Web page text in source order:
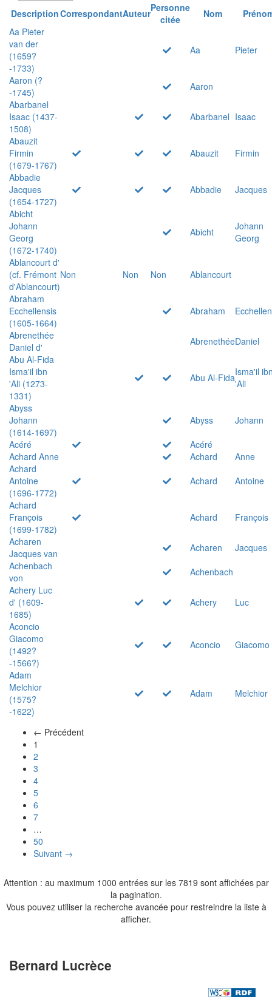
DescriptionCorrespondantAuteurPersonne
citée
Nom
Aa Pieter
van der
(1659?
-1733)
Aa Pieter
Aaron (?
-1745)
Aaron
Abarbanel
Isaac (1437-
1508)
Abarbanel Isaac
Abauzit
Firmin
(1679-1767)
Abauzit
Firmin
Abbadie
Jacques
(1654-1727)
Abbadie
Jacques
Abicht
Johann
Georg
(1672-1740)
Abicht
Johann
Georg
Ablancourt d'
(cf. Frémont
d'Ablancourt)
Non Non Non
Ablancourt
Abraham
Ecchellensis
(1605-1664)
Abraham
Abrenethée
Daniel d'
AbrenethéeDaniel
Abu Al-Fida
Isma'il ibn
'Ali (1273-
1331)
Abu Al-FidaIsma'il
'Ali
Abyss
Johann
(1614-1697)
Abyss
Johann
Acéré
Acéré
Achard Anne
Achard
Anne
Achard
Antoine
(1696-1772)
Achard
Antoine
Achard
François
(1699-1782)
Achard
François
Acharen
Jacques van
Acharen
Jacques
Achenbach
von
Achenbach
Achery Luc
d' (1609-
1685)
Achery
Luc
Aconcio
Giacomo
(1492?
-1566?)
Aconcio Giacomo
Adam
Melchior
(1575?
-1622)
Adam Melchior
← Précédent
1
2
3
4
5
6
7
…
50
Suivant →
Attention : au maximum 1000 entrées sur les 7819 sont affichées par
la pagination.
Vous pouvez utiliser la recherche avancée pour restreindre la liste à
afficher.
Bernard Lucrèce